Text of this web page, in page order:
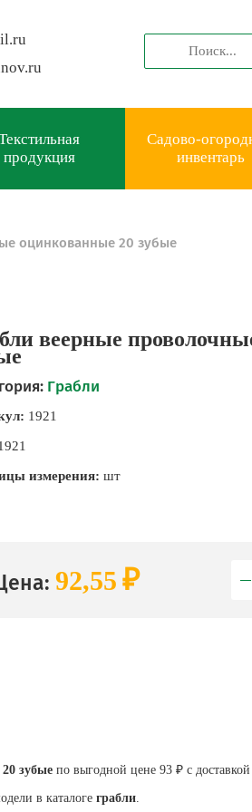
продукция
Садово-
инвентарь
оцинкованные 20 зубые
веерные
Грабли
1921
измерения: шт
92,55 ₽
зубые по выгодной цене 93 ₽ с
в каталоге грабли.